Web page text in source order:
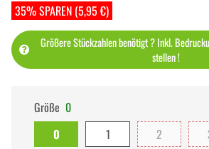
35% SPAREN (5,95 €)
Größere Stückzahlen benötigt ? Inkl.
stellen !
Größe 0
0
1 2